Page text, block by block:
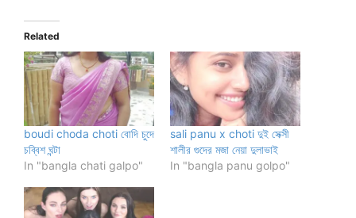
Related
boudi choda choti বোদি চুদে
চব্বিশ ঘন্টা
In "bangla chati galpo"
sali panu x choti দুই সেক্সী
শালীর গুদের মজা নেয়া দুলাভাই
In "bangla panu golpo"